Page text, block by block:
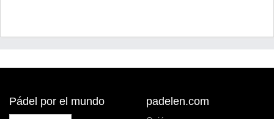
Pádel por el mundo padelen.com